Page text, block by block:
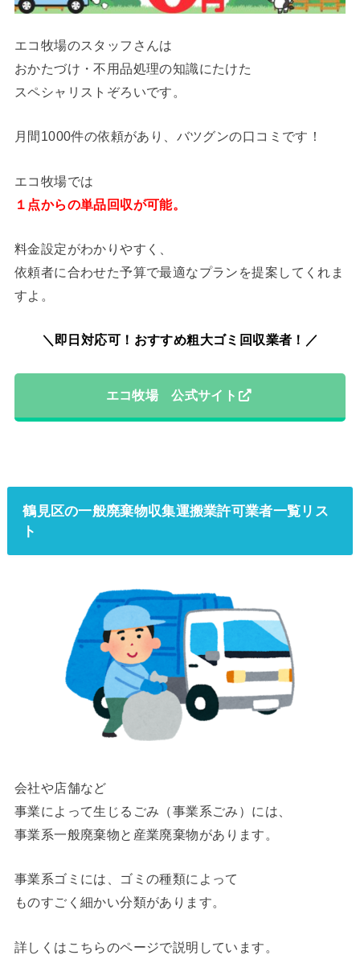
エコ牧場のスタッフさんは
おかたづけ・不用品処理の知識にたけた
スペシャリストぞろいです。
月間1000件の依頼があり、バツグンの口コミです！
エコ牧場では
１点からの単品回収が可能。
料金設定がわかりやすく、
依頼者に合わせた予算で最適なプランを提案してくれま
すよ。
＼即日対応可！おすすめ粗大ゴミ回収業者！／
エコ牧場 公式サイト
鶴見区の一般廃棄物収集運搬業許可業者一覧リス
ト
会社や店舗など
事業によって生じるごみ（事業系ごみ）には、
事業系一般廃棄物と 産業廃棄物があります。
事業系ゴミには、ゴミの種類によって
ものすごく細かい分類があります。
詳しくはこちらのページで説明しています。